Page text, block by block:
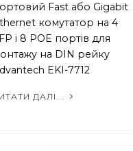
Fast або Gigabit
комутатор на 4
і 8 POE портів для
на DIN рейку
EKI-7712
ДАЛІ...